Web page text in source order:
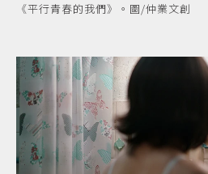
《平行青春的我們》。圖/仲業文創